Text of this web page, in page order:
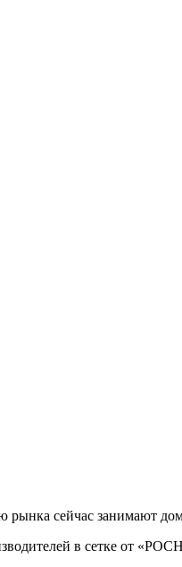
рынка сейчас занимают
в сетке от